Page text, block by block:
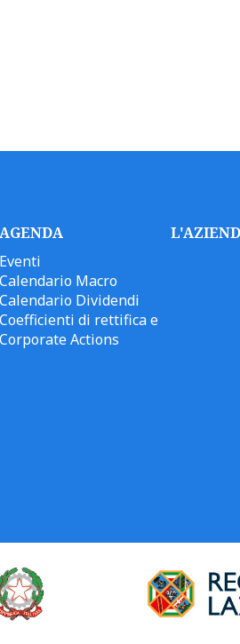
AGENDA
Eventi
Calendario Macro
Calendario Dividendi
Coefficienti di rettifica e
Corporate Actions